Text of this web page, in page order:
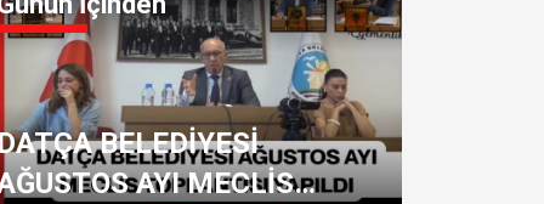
BELEDİYESİ
AYI MECLİS